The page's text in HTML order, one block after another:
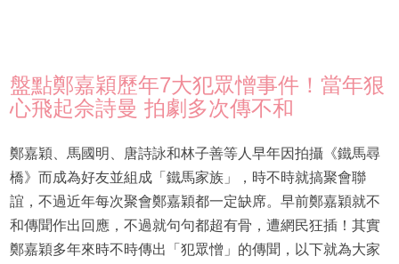
盤點鄭嘉穎歷年7大犯眾憎事件！當年狠
心飛起佘詩曼 拍劇多次傳不和
鄭嘉穎、馬國明、唐詩詠和林子善等人早年因拍攝《鐵馬尋
橋》而成為好友並組成「鐵馬家族」，時不時就搞聚會聯
誼，不過近年每次聚會鄭嘉穎都一定缺席。早前鄭嘉穎就不
和傳聞作出回應，不過就句句都超有骨，遭網民狂插！其實
鄭嘉穎多年來時不時傳出「犯眾憎」的傳聞，以下就為大家